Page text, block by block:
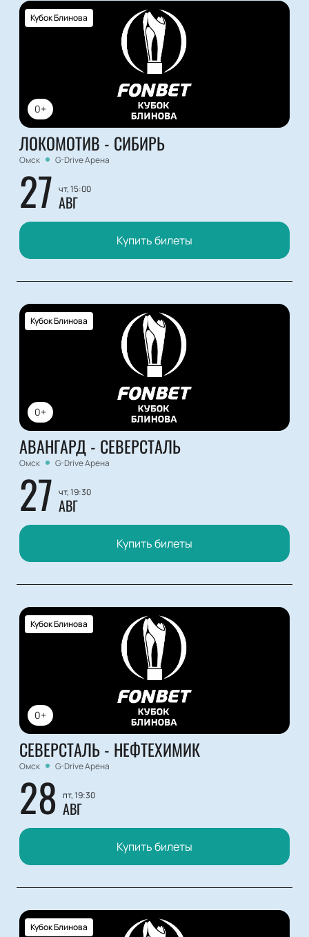
0+
Кубок Блинова
ЛОКОМОТИВ - СИБИРЬ
Омск G-Drive Арена
27 чт, 15:00
АВГ
Купить билеты
0+
Кубок Блинова
АВАНГАРД - СЕВЕРСТАЛЬ
Омск G-Drive Арена
27 чт, 19:30
АВГ
Купить билеты
0+
Кубок Блинова
СЕВЕРСТАЛЬ - НЕФТЕХИМИК
Омск G-Drive Арена
28 пт, 19:30
АВГ
Купить билеты
Кубок Блинова